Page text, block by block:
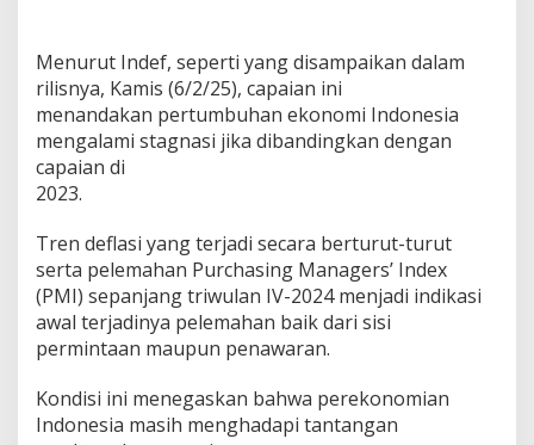
Menurut Indef, seperti yang disampaikan dalam
rilisnya, Kamis (6/2/25), capaian ini
menandakan pertumbuhan ekonomi Indonesia
mengalami stagnasi jika dibandingkan dengan
capaian di
2023.
Tren deflasi yang terjadi secara berturut-turut
serta pelemahan Purchasing Managers’ Index
(PMI) sepanjang triwulan IV-2024 menjadi indikasi
awal terjadinya pelemahan baik dari sisi
permintaan maupun penawaran.
Kondisi ini menegaskan bahwa perekonomian
Indonesia masih menghadapi tantangan